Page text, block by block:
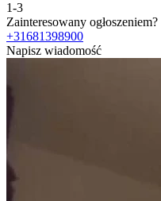
1-3
Zainteresowany ogłoszeniem?
+31681398900
Napisz wiadomość